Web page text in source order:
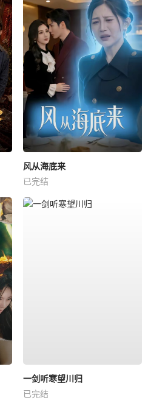
风从海底来
已完结
一剑听寒望川归
已完结